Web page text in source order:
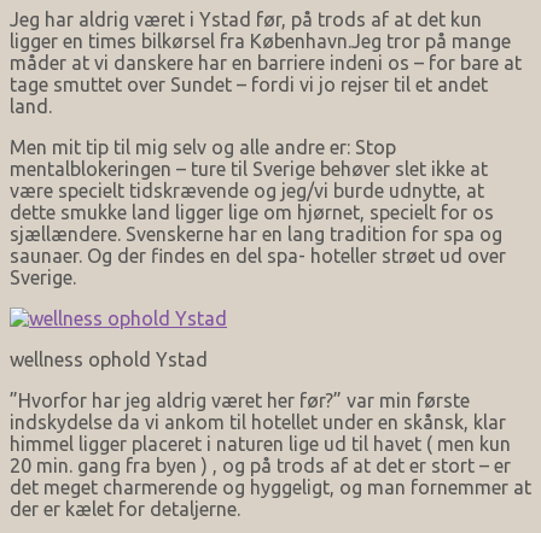
Jeg har aldrig været i Ystad før, på trods af at det kun
ligger en times bilkørsel fra København.Jeg tror på mange
måder at vi danskere har en barriere indeni os – for bare at
tage smuttet over Sundet – fordi vi jo rejser til et andet
land.
Men mit tip til mig selv og alle andre er: Stop
mentalblokeringen – ture til Sverige behøver slet ikke at
være specielt tidskrævende og jeg/vi burde udnytte, at
dette smukke land ligger lige om hjørnet, specielt for os
sjællændere. Svenskerne har en lang tradition for spa og
saunaer. Og der findes en del spa- hoteller strøet ud over
Sverige.
wellness ophold Ystad
”Hvorfor har jeg aldrig været her før?” var min første
indskydelse da vi ankom til hotellet under en skånsk, klar
himmel ligger placeret i naturen lige ud til havet ( men kun
20 min. gang fra byen ) , og på trods af at det er stort – er
det meget charmerende og hyggeligt, og man fornemmer at
der er kælet for detaljerne.